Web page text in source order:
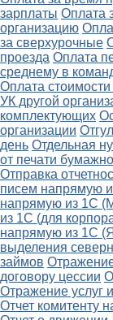
зарплаты Оплата
организацию
за сверхурочные
проезда Оплата
среднему в
Оплата стоимости
УК другой
комплектующих
организации
день Отдельная
от печати
Отправка
писем напрямую
напрямую из 1С
из 1С (для
напрямую из 1С
выделения
займов
договору цессии
Отражение услуг
Отчет комитенту